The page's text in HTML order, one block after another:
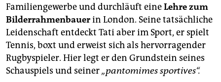
berlin
nord
wahrheit
Familiengewerbe und durchläuft eineLehre zum
Bilderrahmenbauerin London. Seine tatsächliche
Leidenschaft entdeckt Tati aber im Sport, er spielt
Tennis, boxt und erweist sich als hervorragender
Rugbyspieler. Hier legt er den Grundstein seines
Schauspiels und seiner„pantomimes sportives“.